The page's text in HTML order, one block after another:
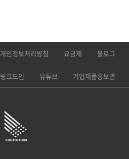
개인정보처리방침 요금제 블로그
링크드인 유튜브 기업제품홍보관